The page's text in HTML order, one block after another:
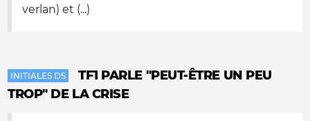
verlan) et (...)
INITIALES DS
TF1 PARLE "PEUT-ÊTRE UN PEU
TROP" DE LA CRISE